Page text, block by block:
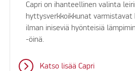
Capri on ihanteellinen valinta
hyttysverkkoikkunat varmistavat
ilman iniseviä hyönteisiä
-öinä.
Katso lisää Capri